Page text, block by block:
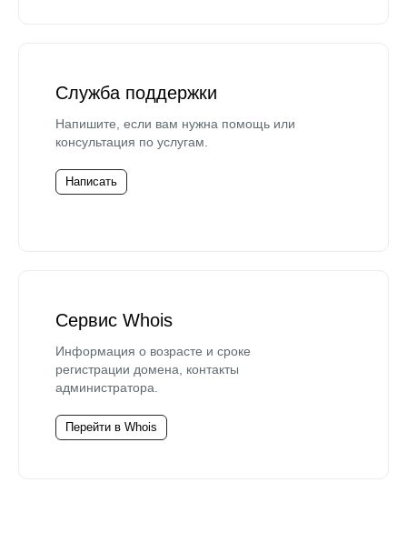
Служба поддержки
Напишите, если вам нужна помощь или
консультация по услугам.
Написать
Сервис Whois
Информация о возрасте и сроке
регистрации домена, контакты
администратора.
Перейти в Whois